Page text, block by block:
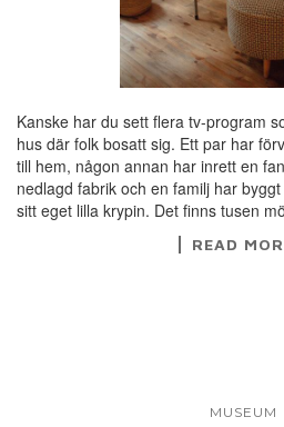
Kanske har du sett flera tv-program
hus där folk bosatt sig. Ett par har
till hem, någon annan har inrett en
nedlagd fabrik och en familj har
sitt eget lilla krypin. Det finns tusen
READ
MUSEUM